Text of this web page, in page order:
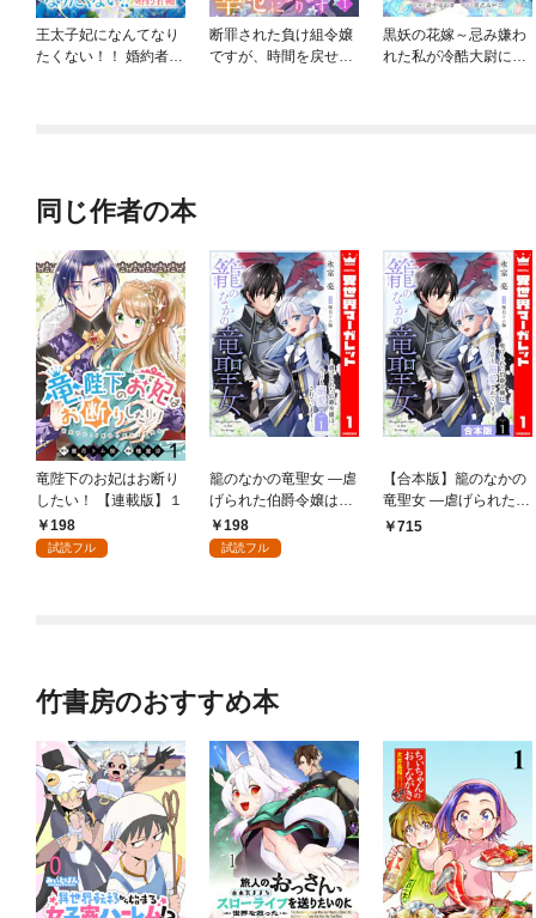
王太子妃になんてなり
たくない！！ 婚約者
断罪された負け組令嬢
ですが、時間を戻せる
黒妖の花嫁～忌み嫌わ
れた私が冷酷大尉に愛
同じ作者の本
竜陛下のお妃はお断り
したい！ 【連載版】１
198
試読フル
籠のなかの竜聖女 ―虐
げられた伯爵令嬢は、
今日も溺愛されていま
す― 1
198
試読フル
【合本版】籠のなかの
竜聖女 ―虐げられた伯
爵令嬢は、今日も溺愛
715
竹書房のおすすめ本